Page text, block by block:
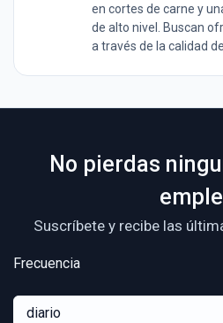
en cortes de carne y
de alto nivel. Buscan
a través de la calidad de
No pierdas
Suscríbete y recibe las
Frecuencia
diario